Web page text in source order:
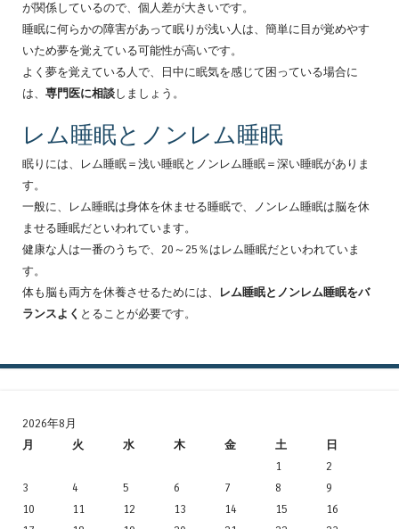
が関係しているので、個人差が大きいです。
睡眠に何らかの障害があって眠りが浅い人は、簡単に目が覚めやす
いため夢を覚えている可能性が高いです。
よく夢を覚えている人で、日中に眠気を感じて困っている場合に
は、 専門医に相談しましょう。
レム睡眠とノンレム睡眠
眠りには、レム睡眠＝浅い睡眠とノンレム睡眠＝深い睡眠がありま
す。
一般に、レム睡眠は身体を休ませる睡眠で、ノンレム睡眠は脳を休
ませる睡眠だといわれています。
健康な人は一番のうちで、20～25％はレム睡眠だといわれていま
す。
体も脳も両方を休養させるためには、
レム睡眠とノンレム睡眠をバ
ランスよく とることが必要です。
2026年8月
月
火 水 木 金 土 日
1
2
3
4 5 6 7 8
9
10
11 12 13 14 15
16